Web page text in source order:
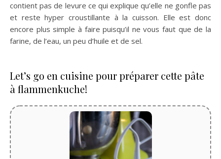
contient pas de levure ce qui explique qu’elle ne gonfle pas
et reste hyper croustillante à la cuisson. Elle est donc
encore plus simple à faire puisqu’il ne vous faut que de la
farine, de l’eau, un peu d’huile et de sel.
Let’s go en cuisine pour préparer cette pâte
à flammenkuche!